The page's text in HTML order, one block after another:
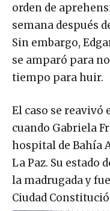
orden de
semana después
Sin embargo,
se amparó para
tiempo para huir.
El caso se reavivó
cuando Gabriela
hospital de Bahía
La Paz. Su estado
la madrugada y
Ciudad